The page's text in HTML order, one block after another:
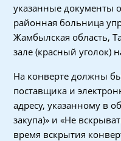
указанные документы
районная больница
Жамбылская область,
зале (красный уголок)
На конверте должны
поставщика и
адресу, указанному в
закупа)» и «Не
время вскрытия